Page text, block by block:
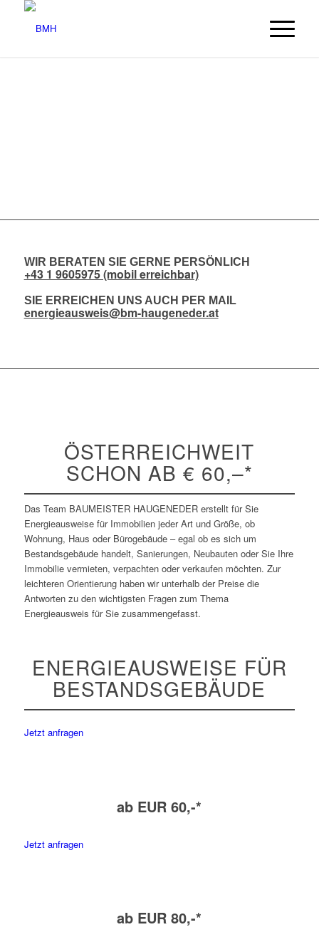
WIR BERATEN SIE GERNE PERSÖNLICH
+43 1 9605975 (mobil erreichbar)
SIE ERREICHEN UNS AUCH PER MAIL
energieausweis@bm-haugeneder.at
ÖSTERREICHWEIT
SCHON AB € 60,–*
Das Team BAUMEISTER HAUGENEDER erstellt für Sie
Energieausweise für Immobilien jeder Art und Größe, ob
Wohnung, Haus oder Bürogebäude – egal ob es sich um
Bestandsgebäude handelt, Sanierungen, Neubauten oder Sie Ihre
Immobilie vermieten, verpachten oder verkaufen möchten. Zur
leichteren Orientierung haben wir unterhalb der Preise die
Antworten zu den wichtigsten Fragen zum Thema
Energieausweis für Sie zusammengefasst.
ENERGIEAUSWEISE FÜR
BESTANDSGEBÄUDE
Jetzt anfragen
ab EUR 60,-*
Jetzt anfragen
ab EUR 80,-*